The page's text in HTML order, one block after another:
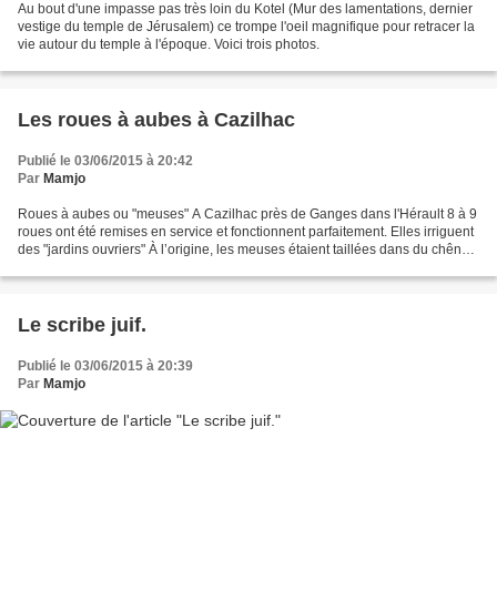
Au bout d'une impasse pas très loin du Kotel (Mur des lamentations, dernier
vestige du temple de Jérusalem) ce trompe l'oeil magnifique pour retracer la
vie autour du temple à l'époque. Voici trois photos.
Les roues à aubes à Cazilhac
Publié le 03/06/2015 à 20:42
Par Mamjo
Roues à aubes ou "meuses" A Cazilhac près de Ganges dans l'Hérault 8 à 9
roues ont été remises en service et fonctionnent parfaitement. Elles irriguent
des "jardins ouvriers" À l’origine, les meuses étaient taillées dans du chêne
Le scribe juif.
Publié le 03/06/2015 à 20:39
Par Mamjo